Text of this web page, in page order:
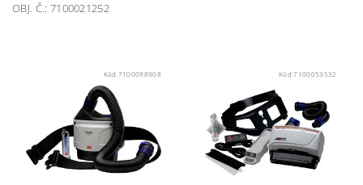
OBJ. Č.: 7100021252
Kód: 7100098908 Kód:7100053532